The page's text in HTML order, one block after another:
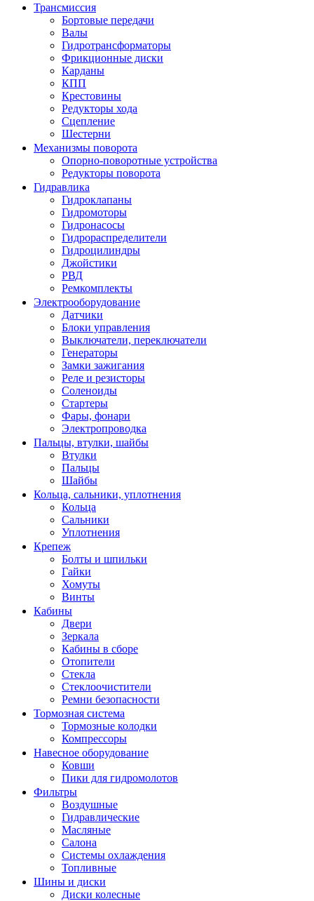
Трансмиссия
Бортовые передачи
Валы
Гидротрансформаторы
Фрикционные диски
Карданы
КПП
Крестовины
Редукторы хода
Сцепление
Шестерни
Механизмы поворота
Опорно-поворотные устройства
Редукторы поворота
Гидравлика
Гидроклапаны
Гидромоторы
Гидронасосы
Гидрораспределители
Гидроцилиндры
Джойстики
РВД
Ремкомплекты
Электрооборудование
Датчики
Блоки управления
Выключатели, переключатели
Генераторы
Замки зажигания
Реле и резисторы
Соленоиды
Стартеры
Фары, фонари
Электропроводка
Пальцы, втулки, шайбы
Втулки
Пальцы
Шайбы
Кольца, сальники, уплотнения
Кольца
Сальники
Уплотнения
Крепеж
Болты и шпильки
Гайки
Хомуты
Винты
Кабины
Двери
Зеркала
Кабины в сборе
Отопители
Стекла
Стеклоочистители
Ремни безопасности
Тормозная система
Тормозные колодки
Компрессоры
Навесное оборудование
Ковши
Пики для гидромолотов
Фильтры
Воздушные
Гидравлические
Масляные
Салона
Системы охлаждения
Топливные
Шины и диски
Диски колесные